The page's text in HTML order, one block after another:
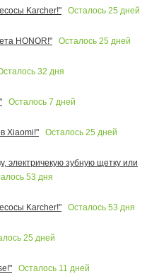
Karcher!"
Осталось 25 дней
HONOR!"
Осталось 25 дней
32 дня
Осталось 7 дней
Xiaomi!"
Осталось 25 дней
электричекую зубную щетку или
53 дня
Karcher!"
Осталось 53 дня
25 дней
Осталось 11 дней